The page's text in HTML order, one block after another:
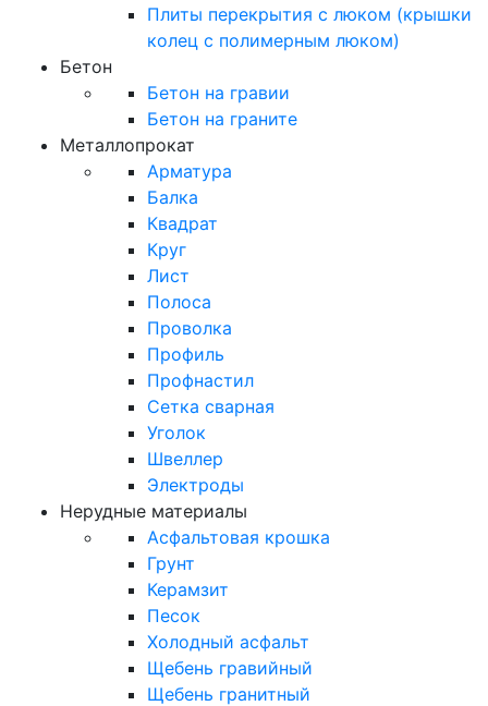
Плиты перекрытия с люком (крышки
колец с полимерным люком)
Бетон
Бетон на гравии
Бетон на граните
Металлопрокат
Арматура
Балка
Квадрат
Круг
Лист
Полоса
Проволка
Профиль
Профнастил
Сетка сварная
Уголок
Швеллер
Электроды
Нерудные материалы
Асфальтовая крошка
Грунт
Керамзит
Песок
Холодный асфальт
Щебень гравийный
Щебень гранитный